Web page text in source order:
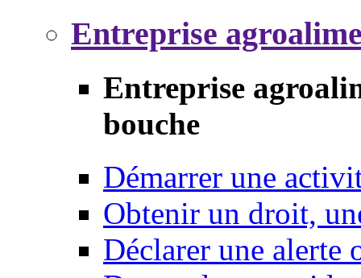
Entreprise
Entreprise
bouche
Démarrer une
Obtenir un droit,
Déclarer une alerte